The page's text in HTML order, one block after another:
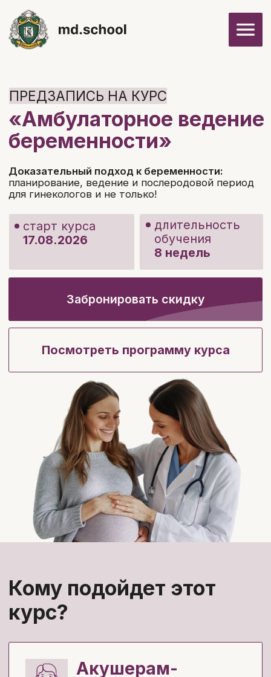
«Амбулаторное ведение
беременности»
обучения
8 недель
17.08.2026
Доказательный подход к беременности:
планирование, ведение и послеродовой период
для гинекологов и не только!
Забронировать скидку
Посмотреть программу курса
Акушерам-
гинекологам:
получите всю необходимую
информацию для
планирования и ведения
беременности и
Эндокринологам,
терапевтам,
кардиологам:
нюансах ведения таких пациенток
Кому подойдет этот